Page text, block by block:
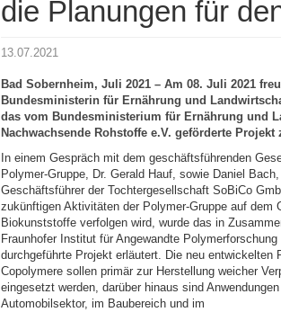
die Planungen für
13.07.2021
Bad Sobernheim, Juli 2021 – Am 08. Juli 2021
Bundesministerin für Ernährung und
das vom Bundesministerium für Ernährung und
Nachwachsende Rohstoffe e.V. geförderte
In einem Gespräch mit dem geschäftsführenden
Polymer-Gruppe, Dr. Gerald Hauf, sowie Daniel Bach,
Geschäftsführer der Tochtergesellschaft SoBiCo
zukünftigen Aktivitäten der Polymer-Gruppe auf dem
Biokunststoffe verfolgen wird, wurde das in
Fraunhofer Institut für Angewandte Polymerforschung
durchgeführte Projekt erläutert. Die neu entwickelten
Copolymere sollen primär zur Herstellung weicher
eingesetzt werden, darüber hinaus sind
Automobilsektor, im Baubereich und im